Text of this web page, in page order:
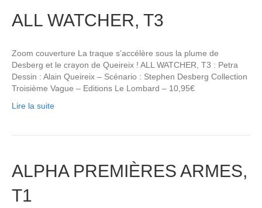
ALL WATCHER, T3
Zoom couverture La traque s’accélère sous la plume de
Desberg et le crayon de Queireix ! ALL WATCHER, T3 : Petra
Dessin : Alain Queireix – Scénario : Stephen Desberg Collection
Troisième Vague – Editions Le Lombard – 10,95€
Lire la suite
ALPHA PREMIÈRES ARMES,
T1